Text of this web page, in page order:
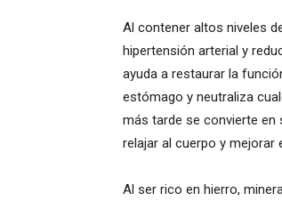
Al contener altos niveles
hipertensión arterial y
ayuda a restaurar la
estómago y neutraliza
más tarde se convierte en
relajar al cuerpo y mejorar
Al ser rico en hierro,